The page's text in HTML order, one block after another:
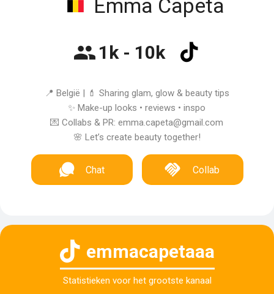
Emma Capeta
1k - 10k
📍 België | 💄 Sharing glam, glow & beauty tips
✨ Make-up looks • reviews • inspo
💌 Collabs & PR: emma.capeta@gmail.com
🌸 Let’s create beauty together!
Chat Collab
emmacapetaaa
Statistieken voor het grootste kanaal